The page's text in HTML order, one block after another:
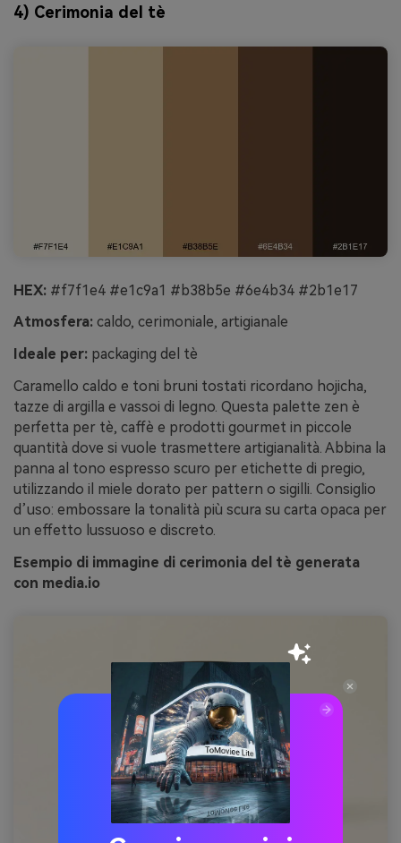
4) Cerimonia del tè
HEX: #f7f1e4 #e1c9a1 #b38b5e #6e4b34 #2b1e17
Atmosfera: caldo, cerimoniale, artigianale
Ideale per: packaging del tè
Caramello caldo e toni bruni tostati ricordano hojicha,
tazze di argilla e vassoi di legno. Questa palette zen è
perfetta per tè, caffè e prodotti gourmet in piccole
quantità dove si vuole trasmettere artigianalità. Abbina la
panna al tono espresso scuro per etichette di pregio,
utilizzando il miele dorato per pattern o sigilli. Consiglio
d’uso: embossare la tonalità più scura su carta opaca per
un effetto lussuoso e discreto.
Esempio di immagine di cerimonia del tè generata
con media.io